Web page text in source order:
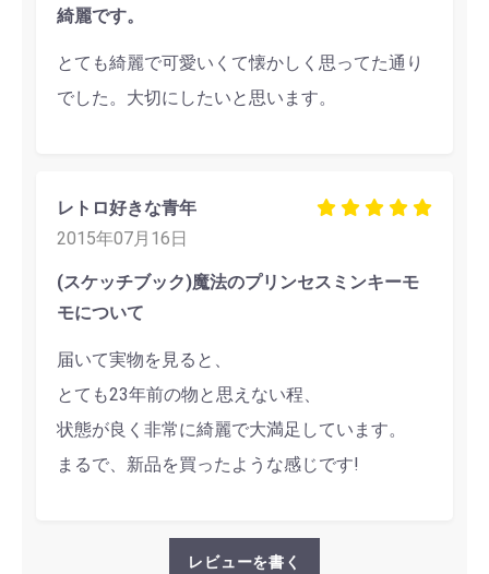
綺麗です。
とても綺麗で可愛いくて懐かしく思ってた通り
でした。大切にしたいと思います。
レトロ好きな青年
2015年07月16日
(スケッチブック)魔法のプリンセスミンキーモ
モについて
届いて実物を見ると、
とても23年前の物と思えない程、
状態が良く非常に綺麗で大満足しています。
まるで、新品を買ったような感じです!
レビューを書く